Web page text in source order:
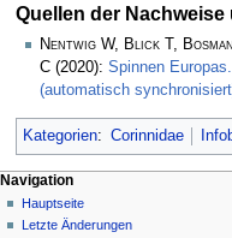
Quellen der
Nentwig W, Blick T,
C (2020): Spinnen
(automatisch
Kategorien: Corinnidae
Navigation
Hauptseite
Letzte Änderungen